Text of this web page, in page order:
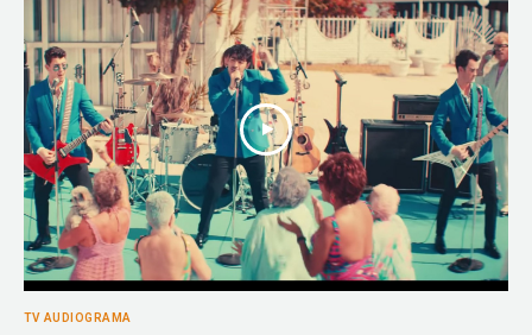
TV AUDIOGRAMA